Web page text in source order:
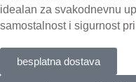
idealan za svakodnevnu
samostalnost i sigurnost
besplatna dostava